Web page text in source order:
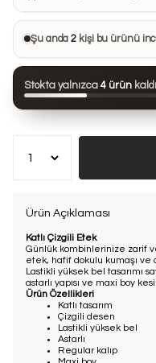
Bu ürünü 14 kişi
Bu ürün son 24 saatte78
Şu anda2 kişi bu ürünü
Stokta yalnızca 4 ürün kaldı
Ürün Açıklaması
Katlı Çizgili Etek
Günlük kombinlerinize zarif
etek, hafif dokulu kumaşı ve
Lastikli yüksek bel tasarımı
astarlı yapısı ve maxi boy
Ürün Özellikleri
Katlı tasarım
Çizgili desen
Lastikli yüksek bel
Astarlı
Regular kalıp